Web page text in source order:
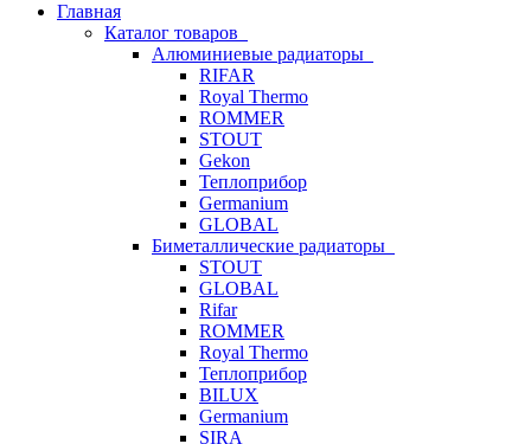
Главная
Каталог товаров
Алюминиевые радиаторы
RIFAR
Royal Thermo
ROMMER
STOUT
Gekon
Теплоприбор
Germanium
GLOBAL
Биметаллические радиаторы
STOUT
GLOBAL
Rifar
ROMMER
Royal Thermo
Теплоприбор
BILUX
Germanium
SIRA